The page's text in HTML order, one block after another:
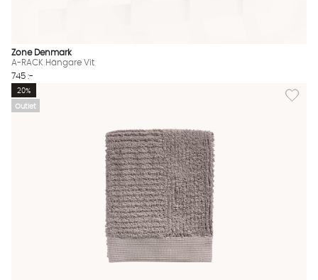
Zone Denmark
A-RACK Hängare Vit
745 :-
Outlet
Lägg
20%